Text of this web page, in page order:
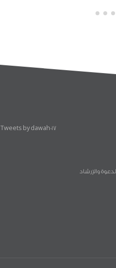
والإرشاد
Tweets by dawah017